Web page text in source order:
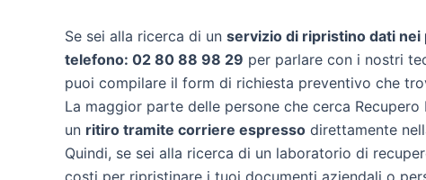
Se sei alla ricerca di un servizio di ripristino dati nei
telefono: 02 80 88 98 29 per parlare con i nostri
puoi compilare il form di richiesta preventivo che
La maggior parte delle persone che cerca
un ritiro tramite corriere espresso direttamente
Quindi, se sei alla ricerca di un laboratorio di